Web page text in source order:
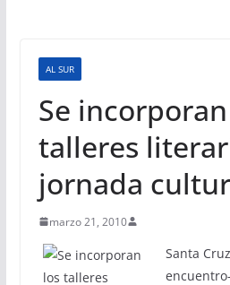
AL SUR
Se
talleres
jornada
marzo 21, 2010
Santa